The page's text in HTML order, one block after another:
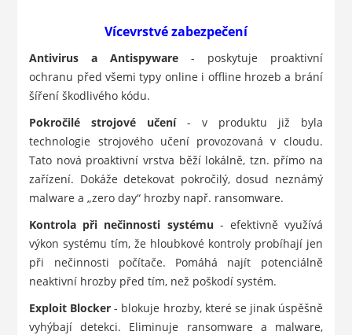
Vícevrstvé zabezpečení
Antivirus a Antispyware - poskytuje proaktivní
ochranu před všemi typy online i offline hrozeb a brání
šíření škodlivého kódu.
Pokročilé strojové učení- v produktu již byla
technologie strojového učení provozovaná v cloudu.
Tato nová proaktivní vrstva běží lokálně, tzn. přímo na
zařízení. Dokáže detekovat pokročilý, dosud neznámý
malware a „zero day“ hrozby např. ransomware.
Kontrola při nečinnosti systému - efektivně využívá
výkon systému tím, že hloubkové kontroly probíhají jen
při nečinnosti počítače. Pomáhá najít potenciálně
neaktivní hrozby před tím, než poškodí systém.
Exploit Blocker - blokuje hrozby, které se jinak úspěšně
vyhýbají detekci. Eliminuje ransomware a malware,